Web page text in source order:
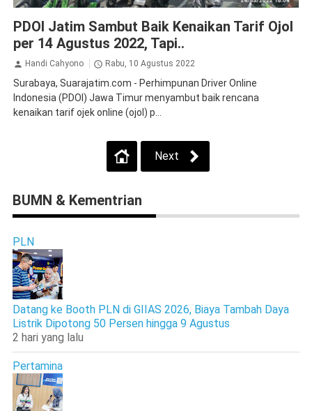
PDOI Jatim Sambut Baik Kenaikan Tarif Ojol
per 14 Agustus 2022, Tapi..
Handi Cahyono Rabu, 10 Agustus 2022
Surabaya, Suarajatim.com - Perhimpunan Driver Online
Indonesia (PDOI) Jawa Timur menyambut baik rencana
kenaikan tarif ojek online (ojol) p...
Next
BUMN & Kementrian
PLN
Datang ke Booth PLN di GIIAS 2026, Biaya Tambah Daya
Listrik Dipotong 50 Persen hingga 9 Agustus
2 hari yang lalu
Pertamina